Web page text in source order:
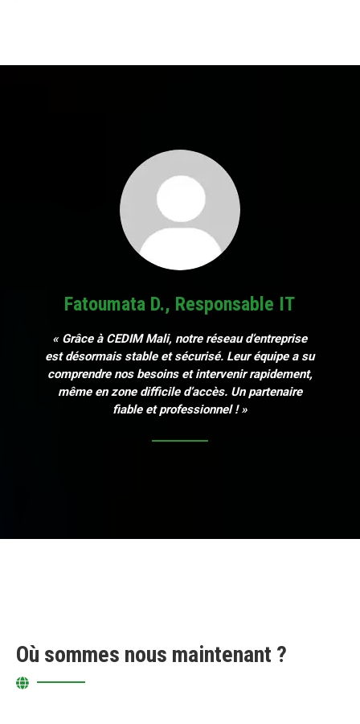
Fatoumata D., Responsable IT
« Grâce à CEDIM Mali, notre réseau d’entreprise
est désormais stable et sécurisé. Leur équipe a su
comprendre nos besoins et intervenir rapidement,
même en zone difficile d’accès. Un partenaire
fiable et professionnel ! »
Où sommes nous maintenant ?